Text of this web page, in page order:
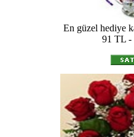
En güzel hediye
91 TL -